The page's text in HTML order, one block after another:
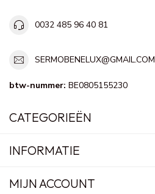
0032 485 96 40 81
SERMOBENELUX@GMAIL.COM
btw-nummer: BE0805155230
CATEGORIEËN
INFORMATIE
MIJN ACCOUNT